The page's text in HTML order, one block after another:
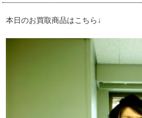
本日のお買取商品はこちら↓